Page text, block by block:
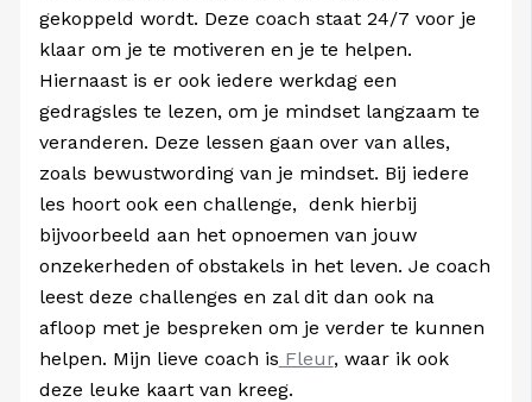
gekoppeld wordt. Deze coach staat 24/7 voor je
klaar om je te motiveren en je te helpen.
Hiernaast is er ook iedere werkdag een
gedragsles te lezen, om je mindset langzaam te
veranderen. Deze lessen gaan over van alles,
zoals bewustwording van je mindset. Bij iedere
les hoort ook een challenge, denk hierbij
bijvoorbeeld aan het opnoemen van jouw
onzekerheden of obstakels in het leven. Je coach
leest deze challenges en zal dit dan ook na
afloop met je bespreken om je verder te kunnen
helpen. Mijn lieve coach is Fleur, waar ik ook
deze leuke kaart van kreeg.